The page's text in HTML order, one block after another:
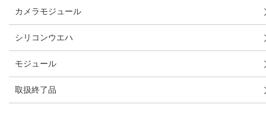
カメラモジュール
シリコンウエハ
モジュール
取扱終了品